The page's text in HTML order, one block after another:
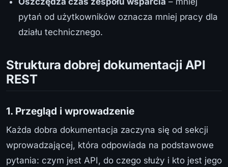
pytań od użytkowników oznacza mniej pracy dla
działu technicznego.
Struktura dobrej dokumentacji API
REST
1. Przegląd i wprowadzenie
Każda dobra dokumentacja zaczyna się od sekcji
wprowadzającej, która odpowiada na podstawowe
pytania: czym jest API, do czego służy i kto jest jego